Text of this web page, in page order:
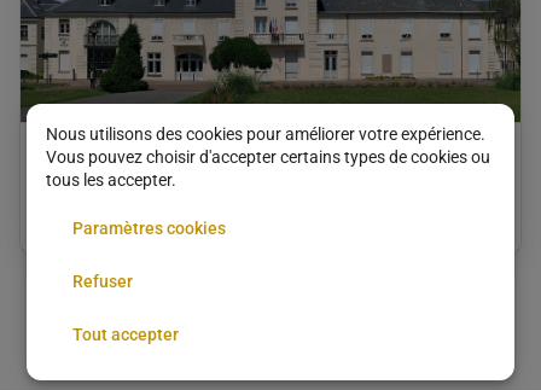
Chelles
Nous utilisons des cookies pour améliorer votre expérience.
Vous pouvez choisir d'accepter certains types de cookies ou
tous les accepter.
Paramètres cookies
Refuser
Tout accepter